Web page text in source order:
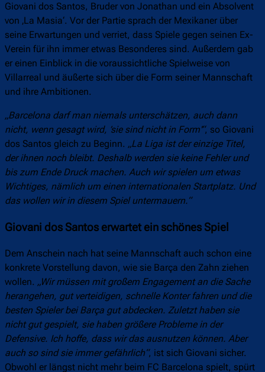
Giovani dos Santos, Bruder von Jonathan und ein Absolvent
von ‚La Masia‘. Vor der Partie sprach der Mexikaner über
seine Erwartungen und verriet, dass Spiele gegen seinen Ex-
Verein für ihn immer etwas Besonderes sind. Außerdem gab
er einen Einblick in die voraussichtliche Spielweise von
Villarreal und äußerte sich über die Form seiner Mannschaft
und ihre Ambitionen.
„Barcelona darf man niemals unterschätzen, auch dann
nicht, wenn gesagt wird, ’sie sind nicht in Form'“, so Giovani
dos Santos gleich zu Beginn. „La Liga ist der einzige Titel,
der ihnen noch bleibt. Deshalb werden sie keine Fehler und
bis zum Ende Druck machen. Auch wir spielen um etwas
Wichtiges, nämlich um einen internationalen Startplatz. Und
das wollen wir in diesem Spiel untermauern.“
Giovani dos Santos erwartet ein schönes Spiel
Dem Anschein nach hat seine Mannschaft auch schon eine
konkrete Vorstellung davon, wie sie Barça den Zahn ziehen
wollen. „Wir müssen mit großem Engagement an die Sache
herangehen, gut verteidigen, schnelle Konter fahren und die
besten Spieler bei Barça gut abdecken. Zuletzt haben sie
nicht gut gespielt, sie haben größere Probleme in der
Defensive. Ich hoffe, dass wir das ausnutzen können. Aber
auch so sind sie immer gefährlich“, ist sich Giovani sicher.
Obwohl er längst nicht mehr beim FC Barcelona spielt, spürt